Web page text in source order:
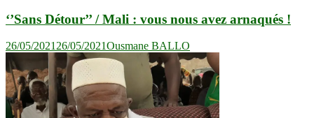
‘’Sans Détour’’ / Mali : vous nous avez arnaqués !
26/05/2021 26/05/2021Ousmane BALLO